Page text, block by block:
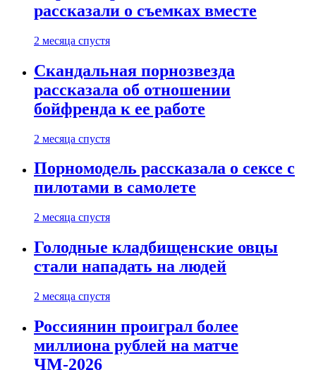
рассказали о съемках вместе
2 месяца спустя
Скандальная порнозвезда
рассказала об отношении
бойфренда к ее работе
2 месяца спустя
Порномодель рассказала о сексе с
пилотами в самолете
2 месяца спустя
Голодные кладбищенские овцы
стали нападать на людей
2 месяца спустя
Россиянин проиграл более
миллиона рублей на матче
ЧМ-2026